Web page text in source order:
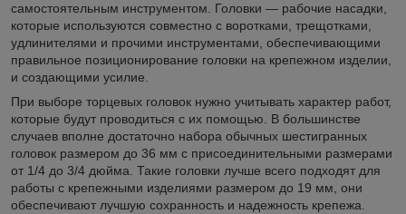
самостоятельным инструментом. Головки — рабочие насадки,
которые используются совместно с воротками, трещотками,
удлинителями и прочими инструментами, обеспечивающими
правильное позиционирование головки на крепежном изделии,
и создающими усилие.
При выборе торцевых головок нужно учитывать характер работ,
которые будут проводиться с их помощью. В большинстве
случаев вполне достаточно набора обычных шестигранных
головок размером до 36 мм с присоединительными размерами
от 1/4 до 3/4 дюйма. Такие головки лучше всего подходят для
работы с крепежными изделиями размером до 19 мм, они
обеспечивают лучшую сохранность и надежность крепежа.